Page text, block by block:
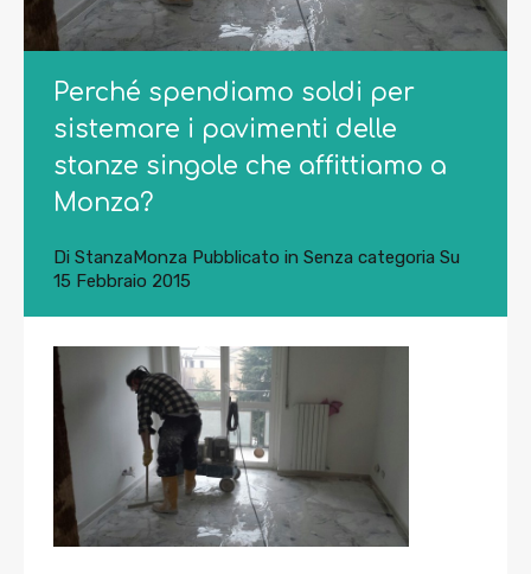
Perché spendiamo soldi per
sistemare i pavimenti delle
stanze singole che affittiamo a
Monza?
Di StanzaMonza Pubblicato in Senza categoria Su
15 Febbraio 2015